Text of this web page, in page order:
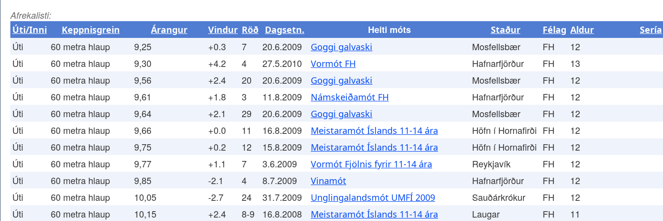
Afrekalisti:
Úti/Inni Keppnisgrein Árangur Vindur Röð Dagsetn. Heiti móts Staður Félag Aldur Sería
Úti 60 metra hlaup 9,25 +0.3 7 20.6.2009 Goggi galvaski Mosfellsbær FH
12
Úti
60 metra hlaup 9,30 +4.2 4 27.5.2010 Vormót FH Hafnarfjörður FH
13
Úti
60 metra hlaup 9,56 +2.4 20 20.6.2009 Goggi galvaski Mosfellsbær FH
12
Úti
60 metra hlaup 9,61 +1.8 3 11.8.2009 Námskeiðamót FH Hafnarfjörður FH
12
Úti
60 metra hlaup 9,64 +2.1 29 20.6.2009 Goggi galvaski Mosfellsbær FH
12
Úti
60 metra hlaup 9,66 +0.0 11 16.8.2009 Meistaramót Íslands 11-14 ára Höfn í Hornafirði FH
12
Úti
60 metra hlaup 9,75 +0.2 12 15.8.2009 Meistaramót Íslands 11-14 ára Höfn í Hornafirði FH
12
Úti
60 metra hlaup 9,77 +1.1 7 3.6.2009 Vormót Fjölnis fyrir 11-14 ára Reykjavík FH
12
Úti
60 metra hlaup 9,85 -2.1 4 8.7.2009 Vinamót Hafnarfjörður FH
12
Úti
60 metra hlaup 10,05 -2.7 24 31.7.2009 Unglingalandsmót UMFÍ 2009 Sauðárkrókur FH
12
Úti
60 metra hlaup 10,15 +2.4 8-9 16.8.2008 Meistaramót Íslands 11-14 ára Laugar FH
11